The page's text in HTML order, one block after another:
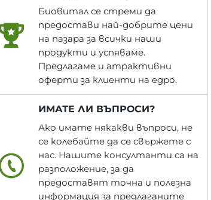
Биовитал се стреми да
предостави най-добрите цени
на пазара за всички наши
продукти и успяваме.
Предлагаме и атрактивни
оферти за клиенти на едро.
ИМАТЕ ЛИ ВЪПРОСИ?
Ако имате някакви въпроси, не
се колебайте да се свържете с
нас. Нашите консултанти са на
разположение, за да
предоставят точна и полезна
информация за предлаганите